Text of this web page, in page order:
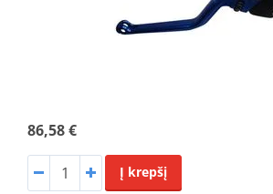
86,58 €
Į krepšį